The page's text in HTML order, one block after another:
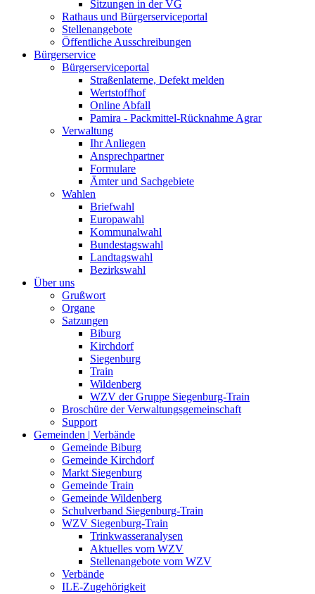
Sitzungen in der VG
Rathaus und Bürgerserviceportal
Stellenangebote
Öffentliche Ausschreibungen
Bürgerservice
Bürgerserviceportal
Straßenlaterne, Defekt melden
Wertstoffhof
Online Abfall
Pamira - Packmittel-Rücknahme Agrar
Verwaltung
Ihr Anliegen
Ansprechpartner
Formulare
Ämter und Sachgebiete
Wahlen
Briefwahl
Europawahl
Kommunalwahl
Bundestagswahl
Landtagswahl
Bezirkswahl
Über uns
Grußwort
Organe
Satzungen
Biburg
Kirchdorf
Siegenburg
Train
Wildenberg
WZV der Gruppe Siegenburg-Train
Broschüre der Verwaltungsgemeinschaft
Support
Gemeinden | Verbände
Gemeinde Biburg
Gemeinde Kirchdorf
Markt Siegenburg
Gemeinde Train
Gemeinde Wildenberg
Schulverband Siegenburg-Train
WZV Siegenburg-Train
Trinkwasseranalysen
Aktuelles vom WZV
Stellenangebote vom WZV
Verbände
ILE-Zugehörigkeit